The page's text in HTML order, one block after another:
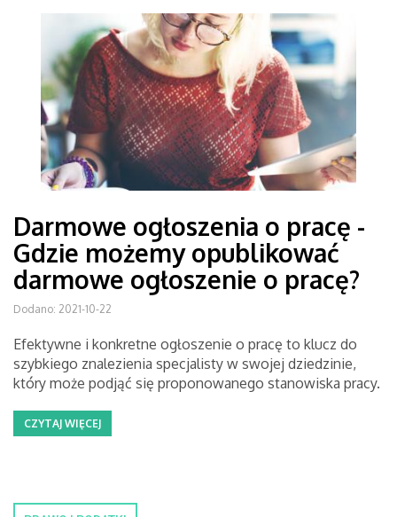
Darmowe ogłoszenia o pracę -
Gdzie możemy opublikować
darmowe ogłoszenie o pracę?
Dodano: 2021-10-22
Efektywne i konkretne ogłoszenie o pracę to klucz do
szybkiego znalezienia specjalisty w swojej dziedzinie,
który może podjąć się proponowanego stanowiska pracy.
CZYTAJ WIĘCEJ